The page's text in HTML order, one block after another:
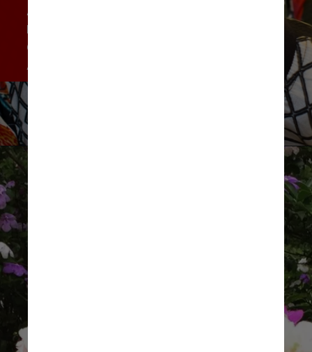
A artista receberá em 17 de
novembro, durante cerimônia que
ocorre em Las Vegas, o “Lifetime
Achievement Award”